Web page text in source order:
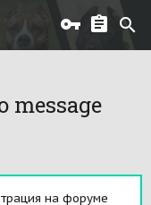
message
на форуме